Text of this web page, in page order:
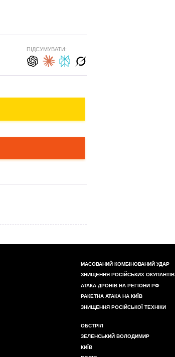
ПІДСУМУВАТИ:
МАСОВАНИЙ КОМБІНОВАНИЙ УДАР
ЗНИЩЕННЯ РОСІЙСЬКИХ ОКУПАНТІВ
АТАКА ДРОНІВ НА РЕГІОНИ РФ
РАКЕТНА АТАКА НА КИЇВ
ЗНИЩЕННЯ РОСІЙСЬКОЇ ТЕХНІКИ
ОБСТРІЛ
ЗЕЛЕНСЬКИЙ ВОЛОДИМИР
КИЇВ